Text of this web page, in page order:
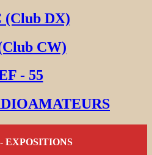
(Club DX)
CW)
- 55
EXPOSITIONS